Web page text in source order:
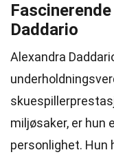
Daddario
Alexandra
miljøsaker, er hun
personlighet. Hun